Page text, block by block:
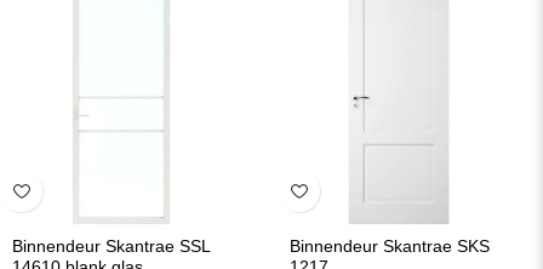
Binnendeur Skantrae SSL
Binnendeur Skantrae SKS